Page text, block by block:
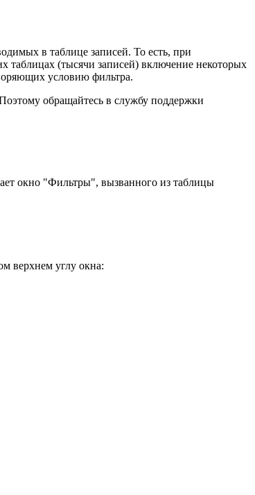
в таблице записей. То есть, при
таблицах (тысячи записей) включение некоторых
условию фильтра.
обращайтесь в службу поддержки
окно "Фильтры", вызванного из таблицы
верхнем углу окна: